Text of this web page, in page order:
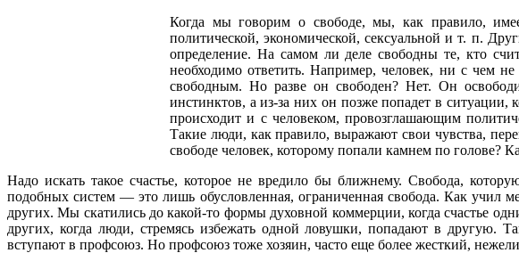
Когда мы говорим о свободе, мы, как правило,
политической, экономической, сексуальной и т. п.
определение. На самом ли деле свободны те, кто
необходимо ответить. Например, человек, ни с чем
свободным. Но разве он свободен? Нет. Он
инстинктов, а из-за них он позже попадет в
происходит и с человеком, провозглашающим
Такие люди, как правило, выражают свои чувства,
свободе человек, которому попали камнем по голове?
Надо искать такое счастье, которое не вредило бы ближнему. Свобода,
подобных систем — это лишь обусловленная, ограниченная свобода. Как учил
других. Мы скатились до какой-то формы духовной коммерции, когда счастье
других, когда люди, стремясь избежать одной ловушки, попадают в другую.
вступают в профсоюз. Но профсоюз тоже хозяин, часто еще более жесткий,